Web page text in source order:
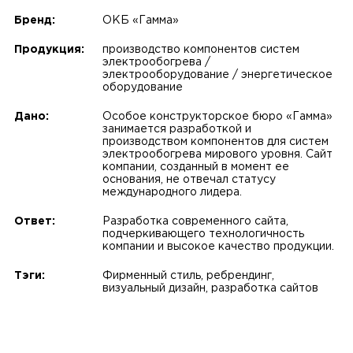
Бренд: ОКБ «Гамма»
Продукция:
производство компонентов систем
электрообогрева /
электрооборудование / энергетическое
оборудование
Дано:
Особое конструкторское бюро «Гамма»
занимается разработкой и
производством компонентов для систем
электрообогрева мирового уровня. Сайт
компании, созданный в момент ее
основания, не отвечал статусу
международного лидера.
Ответ:
Разработка современного сайта,
подчеркивающего технологичность
компании и высокое качество продукции.
Тэги:
Фирменный стиль, ребрендинг,
визуальный дизайн, разработка сайтов